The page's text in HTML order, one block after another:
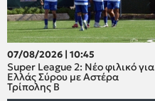
07/08/2026 | 10:45
Super League 2: Νέο φιλικό για
Ελλάς Σύρου με Αστέρα
Τρίπολης Β